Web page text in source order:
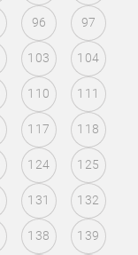
96 97
103 104
110 111
117 118
124 125
131 132
138 139